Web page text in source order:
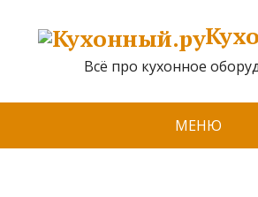
Всё про кухонное
МЕНЮ